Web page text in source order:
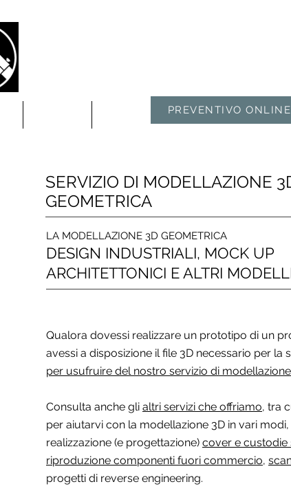
PREVENTIVO ONLINE
SERVIZIO DI MODELLAZIONE
GEOMETRICA
LA MODELLAZIONE 3D GEOMETRICA
DESIGN INDUSTRIALI, MOCK UP
ARCHITETTONICI E ALTRI
Qualora dovessi realizzare un prototipo di un
avessi a disposizione il file 3D necessario per la
per usufruire del nostro servizio di
Consulta anche gli altri servizi che offriamo, tra
per aiutarvi con la modellazione 3D in vari
realizzazione (e progettazione) cover e custodie
riproduzione componenti fuori commercio,
progetti di reverse engineering.